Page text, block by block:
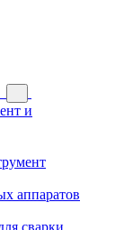
и
аппаратов
сварки